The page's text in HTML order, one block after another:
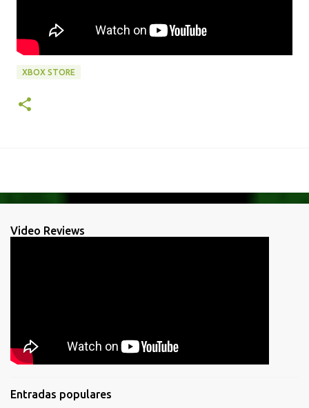
XBOX STORE
Video Reviews
Entradas populares